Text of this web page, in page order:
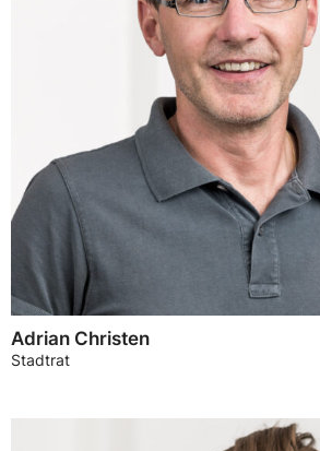
Adrian Christen
Stadtrat